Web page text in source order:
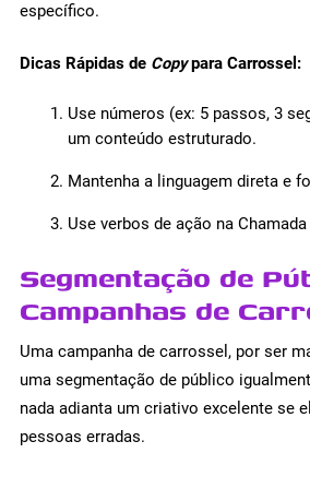
específico.
Dicas Rápidas de Copypara Carrossel:
Use números (ex: 5 passos, 3
um conteúdo estruturado.
Mantenha a linguagem direta e
Use verbos de ação na
Segmentação de
Campanhas de
Uma campanha de carrossel, por ser
uma segmentação de público
nada adianta um criativo excelente se
pessoas erradas.